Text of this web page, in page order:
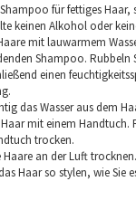
für fettiges Haar,
keinen Alkohol oder
mit lauwarmem
Shampoo. Rubbeln
einen
das Wasser aus dem
mit einem Handtuch.
trocken.
Haare an der Luft trocknen.
Haar so stylen, wie Sie